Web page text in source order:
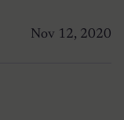
Nov 12, 2020